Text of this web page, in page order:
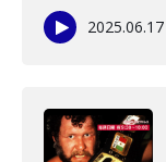
2025.06.17